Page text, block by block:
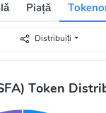
Piață
Distribuiți
Token